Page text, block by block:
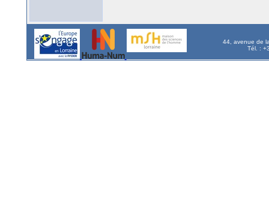
44, avenue de
Tél. :